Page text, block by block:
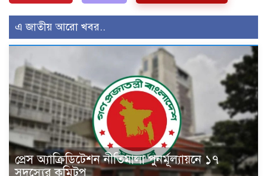
এ জাতীয় আরো খবর..
প্রেস অ্যাক্রিডিটেশন নীতিমালা পুনর্মূল্যায়নে ১৭
সদস্যের কমিটপ